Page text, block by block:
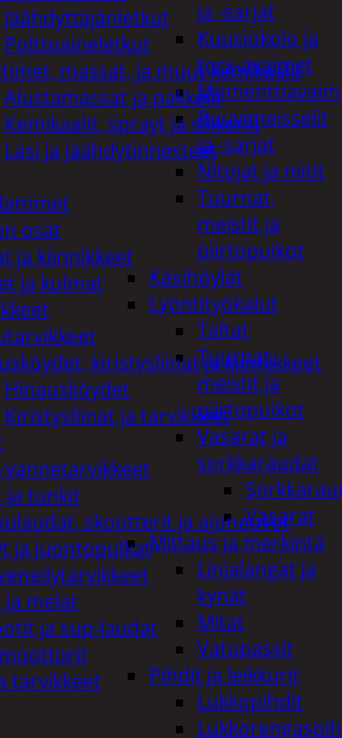
ja -sarjat
Kuusiokolo ja
torx-avaimet
Ruuvimeisselit
ja -sarjat
Nitojat ja niitit
Tuurnat,
meistit ja
piirtopuikot
Käsihöylät
Lyöntityökalut
Taltat
Tuurnat,
meistit ja
piirtopuikot
Vasarat ja
sorkkaraudat
Vasarat
Mittaus ja merkintä
Linjalangat ja
kynät
Mitat
Vatupassit
Pihdit ja leikkurit
Lukkopihdit
Jäähdyttäjänletkut
Polttoaineletkut
massat, ja muut kemikaalit
Alustamassat ja pakkelit
Kemikaalit, sprayt ja silikonit
Lasi ja jäähdytinnesteet
osat
ja kiinnikkeet
ja kulmat
kiristysliinat ja kiinnikkeet
Hinausköydet
Kiristysliinat ja tarvikkeet
vannetarvikkeet
ja tunkit
skootterit ja ajoneuvot
ja juontopulkat
melat
ja sup-laudat
tarvikkeet